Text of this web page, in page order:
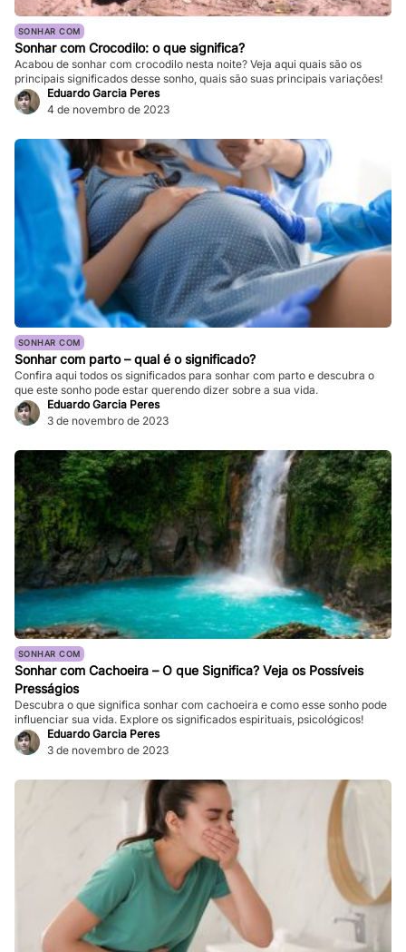
SONHAR COM
Sonhar com Crocodilo: o que significa?
Acabou de sonhar com crocodilo nesta noite? Veja aqui quais são os
principais significados desse sonho, quais são suas principais variações!
Eduardo Garcia Peres
4 de novembro de 2023
SONHAR COM
Sonhar com parto – qual é o significado?
Confira aqui todos os significados para sonhar com parto e descubra o
que este sonho pode estar querendo dizer sobre a sua vida.
Eduardo Garcia Peres
3 de novembro de 2023
SONHAR COM
Sonhar com Cachoeira – O que Significa? Veja os Possíveis
Presságios
Descubra o que significa sonhar com cachoeira e como esse sonho pode
influenciar sua vida. Explore os significados espirituais, psicológicos!
Eduardo Garcia Peres
3 de novembro de 2023